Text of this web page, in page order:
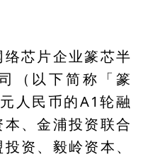
芯片企业篆芯半
（以下简称「篆
人民币的A1轮融
、金浦投资联合
资、毅岭资本、